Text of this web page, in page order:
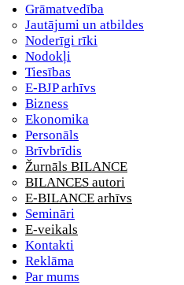
Grāmatvedība
Jautājumi un atbildes
Noderīgi rīki
Nodokļi
Tiesības
E-BJP arhīvs
Bizness
Ekonomika
Personāls
Brīvbrīdis
Žurnāls BILANCE
BILANCES autori
E-BILANCE arhīvs
Semināri
E-veikals
Kontakti
Reklāma
Par mums